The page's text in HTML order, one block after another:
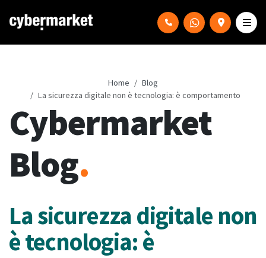
Home
Blog
La sicurezza digitale non è tecnologia: è comportamento
Cybermarket
Blog.
La sicurezza digitale non
è tecnologia: è